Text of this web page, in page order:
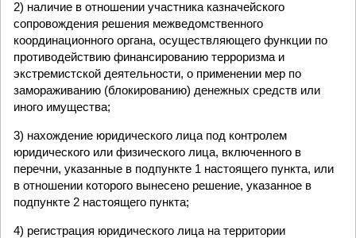
2) наличие в отношении участника казначейского
сопровождения решения межведомственного
координационного органа, осуществляющего функции по
противодействию финансированию терроризма и
экстремистской деятельности, о применении мер по
замораживанию (блокированию) денежных средств или
иного имущества;
3) нахождение юридического лица под контролем
юридического или физического лица, включенного в
перечни, указанные в подпункте 1 настоящего пункта, или
в отношении которого вынесено решение, указанное в
подпункте 2 настоящего пункта;
4) регистрация юридического лица на территории